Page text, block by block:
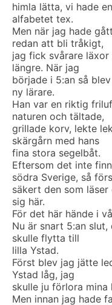
himla lätta, vi hade
alfabetet tex.
Men när jag hade
redan att bli tråkigt,
jag fick svårare
längre. När jag
började i 5:an så
ny lärare.
Han var en riktig
naturen och tältade,
grillade korv, lekte
skärgårn med hans
fina stora segelbåt.
Eftersom det inte
södra Sverige, så
säkert den som
sig här.
För det här hände i
Nu är snart 5:an
skulle flytta till
lilla Ystad.
Först blev jag jätte
Ystad låg, jag
skulle ju förlora mina
Men innan jag hade